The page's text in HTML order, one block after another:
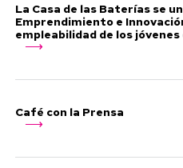
La Casa de las Baterías se
Emprendimiento e
empleabilidad de los jóvenes
Café con la Prensa